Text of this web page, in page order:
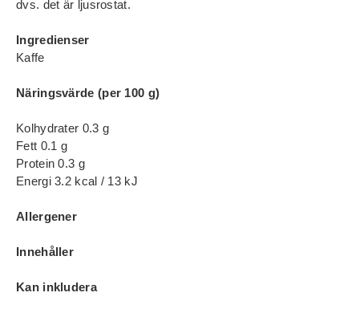
dvs. det är ljusrostat.
Ingredienser
Kaffe
Näringsvärde (per 100 g)
Kolhydrater 0.3 g
Fett 0.1 g
Protein 0.3 g
Energi 3.2 kcal / 13 kJ
Allergener
Innehåller
Kan inkludera